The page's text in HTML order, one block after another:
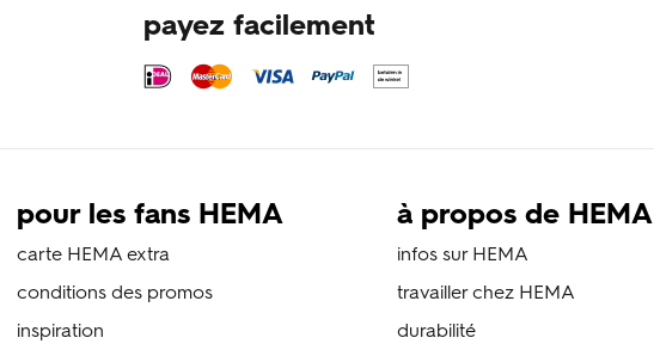
payez facilement
pour les fans HEMA
carte HEMA extra
conditions des promos
inspiration
à propos de HEMA
infos sur HEMA
travailler chez HEMA
durabilité